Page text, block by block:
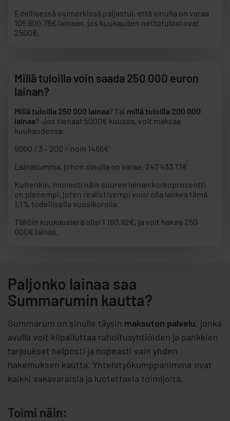
Edellisessä esimerkissä paljastui, että sinulla on varaa
105 800,78€ lainaan, jos kuukauden nettotulosi ovat
2500€.
Millä tuloilla voin saada 250 000 euron
lainan?
Millä tuloilla 250 000 lainaa? Tai millä tuloilla 200 000
lainaa? Jos tienaat 5000€ kuussa, voit maksaa
kuukaudessa:
5000 / 3 – 200 = noin 1466€
Lainasumma, johon sinulla on varaa: 243 433,13€
Kuitenkin, monesti näin suuren lainan korkoprosentti
on pienempi, joten realistisempi voisi olla laskea tämä
1,1% todellisella vuosikorolla.
Tällöin kuukausierä olisi 1 160,92€, ja voit hakea 250
000€ lainaa.
Paljonko lainaa saa
Summarumin kautta?
Summarum on sinulle täysin maksuton palvelu, jonka
avulla voit kilpailuttaa rahoitusyhtiöiden ja pankkien
tarjoukset helposti ja nopeasti vain yhden
hakemuksen kautta. Yhteistyökumppanimme ovat
kaikki vakavaraisia ja luotettavia toimijoita.
Toimi näin: